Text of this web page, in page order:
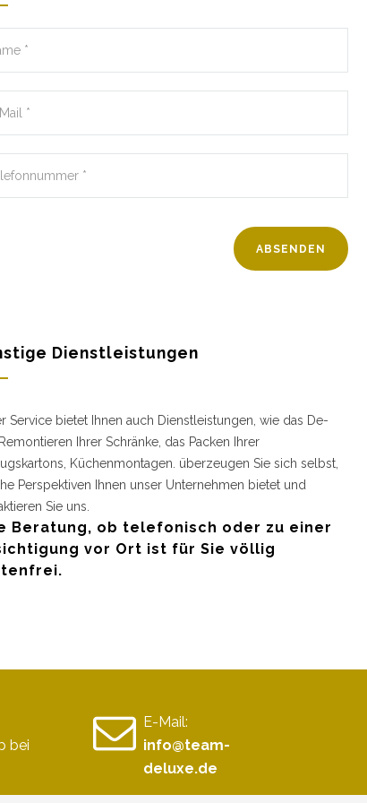
Dienstleistungen
Service bietet Ihnen auch Dienstleistungen, wie das De-
Ihrer Schränke, das Packen Ihrer
Küchenmontagen. überzeugen Sie sich selbst,
Perspektiven Ihnen unser Unternehmen bietet und
Sie uns.
Beratung, ob telefonisch oder zu einer
vor Ort ist für Sie völlig
bei
E-Mail:
info@team-
deluxe.de